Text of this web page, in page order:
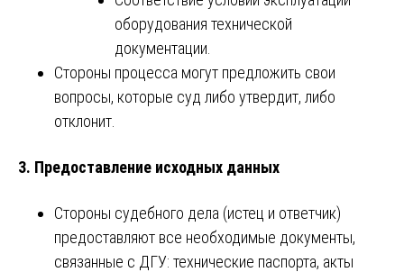
оборудования технической
документации.
Стороны процесса могут предложить свои
вопросы, которые суд либо утвердит, либо
отклонит.
3. Предоставление исходных данных
Стороны судебного дела (истец и ответчик)
предоставляют все необходимые документы,
связанные с ДГУ: технические паспорта, акты